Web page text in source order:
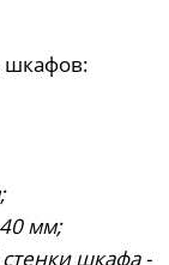
шкафов:
мм;
шкафа -